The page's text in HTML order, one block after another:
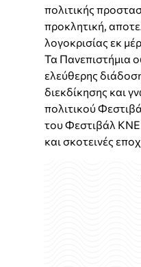
πολιτικής
προκλητική,
λογοκρισίας εκ
Τα Πανεπιστήμια
ελεύθερης
διεκδίκησης και
πολιτικού
του Φεστιβάλ ΚΝΕ
και σκοτεινές